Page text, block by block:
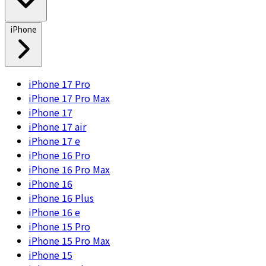
iPhone
iPhone 17 Pro
iPhone 17 Pro Max
iPhone 17
iPhone 17 air
iPhone 17 e
iPhone 16 Pro
iPhone 16 Pro Max
iPhone 16
iPhone 16 Plus
iPhone 16 e
iPhone 15 Pro
iPhone 15 Pro Max
iPhone 15